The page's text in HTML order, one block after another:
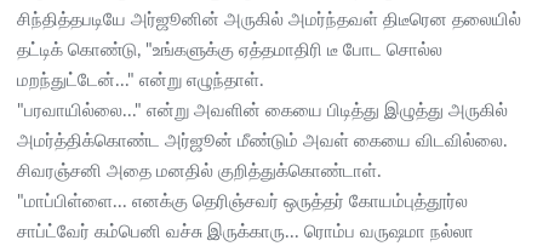
சிந்தித்தபடியே அர்ஜூனின் அருகில் அமர்ந்தவள் திடீரென தலையில்
தட்டிக் கொண்டு, "உங்களுக்கு ஏத்தமாதிரி டீ போட சொல்ல
மறந்துட்டேன்..." என்று எழுந்தாள்.
"பரவாயில்லை..." என்று அவளின் கையை பிடித்து இழுத்து அருகில்
அமர்த்திக்கொண்ட அர்ஜூன் மீண்டும் அவள் கையை விடவில்லை.
சிவரஞ்சனி அதை மனதில் குறித்துக்கொண்டாள்.
"மாப்பிள்ளை... எனக்கு தெரிஞ்சவர் ஒருத்தர் கோயம்புத்தூர்ல
சாப்ட்வேர் கம்பெனி வச்சு இருக்காரு... ரொம்ப வருஷமா நல்லா